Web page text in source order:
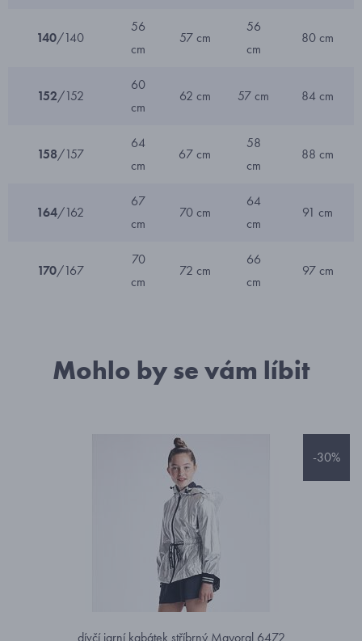
140/140
56
cm
57 cm
56
cm
80 cm
152/152
60
cm
62 cm 57 cm 84 cm
158/157
64
cm
67 cm
58
cm
88 cm
164/162
67
cm
70 cm
64
cm
91 cm
170/167
70
cm
72 cm
66
cm
97 cm
Mohlo by se vám líbit
-30%
dívčí jarní kabátek stříbrný Mayoral 6472